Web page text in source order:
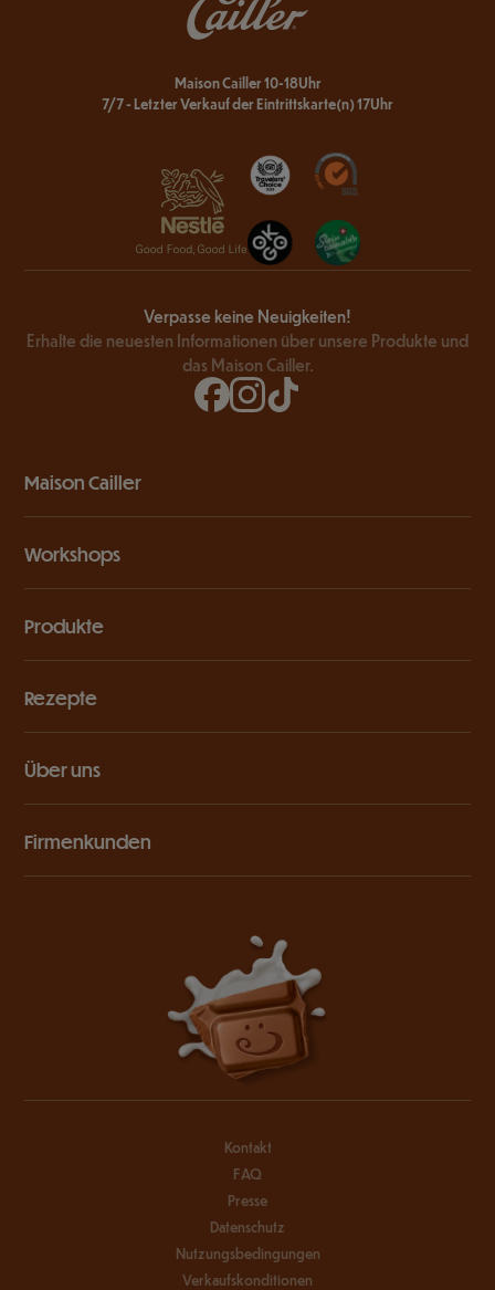
Maison Cailler 10-18Uhr
7/7 - Letzter Verkauf der Eintrittskarte(n) 17Uhr
Verpasse keine Neuigkeiten!
Erhalte die neuesten Informationen über unsere Produkte und
das Maison Cailler.
Maison Cailler
Workshops
Produkte
Rezepte
Über uns
Firmenkunden
Kontakt
FAQ
Presse
Datenschutz
Nutzungsbedingungen
Verkaufskonditionen